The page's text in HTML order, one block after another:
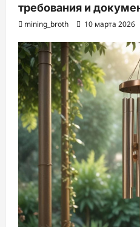
требования и
mining_broth 10 марта 2026